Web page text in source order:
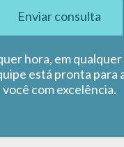
Enviar consulta
hora, em
está pronta para
você com excelência.